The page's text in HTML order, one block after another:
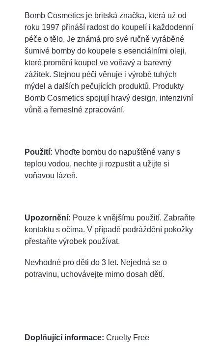
Bomb Cosmetics je britská značka, která už od
roku 1997 přináší radost do koupelí i každodenní
péče o tělo. Je známá pro své ručně vyráběné
šumivé bomby do koupele s esenciálními oleji,
které promění koupel ve voňavý a barevný
zážitek. Stejnou péči věnuje i výrobě tuhých
mýdel a dalších pečujících produktů. Produkty
Bomb Cosmetics spojují hravý design, intenzivní
vůně a řemeslné zpracování.
Použití: Vhoďte bombu do napuštěné vany s
teplou vodou, nechte ji rozpustit a užijte si
voňavou lázeň.
Upozornění: Pouze k vnějšímu použití. Zabraňte
kontaktu s očima. V případě podráždění pokožky
přestaňte výrobek používat.
Nevhodné pro děti do 3 let. Nejedná se o
potravinu, uchovávejte mimo dosah dětí.
Doplňující informace: Cruelty Free